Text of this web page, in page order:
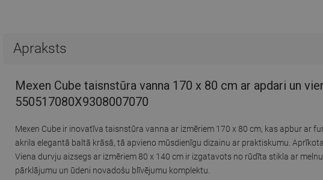
Apraksts
Mexen Cube taisnstūra vanna 170 x 80 cm ar apdari un
550517080X9308007070
Mexen Cube ir inovatīva taisnstūra vanna ar izmēriem 170 x 80 cm, kas apbur
akrila elegantā baltā krāsā, tā apvieno mūsdienīgu dizainu ar praktiskumu.
Viena durvju aizsegs ar izmēriem 80 x 140 cm ir izgatavots no rūdīta stikla ar
pārklājumu un ūdeni novadošu blīvējumu komplektu.